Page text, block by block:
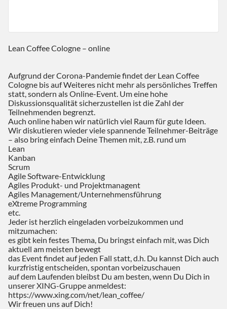
Lean Coffee Cologne – online
Aufgrund der Corona-Pandemie findet der Lean Coffee
Cologne bis auf Weiteres nicht mehr als persönliches Treffen
statt, sondern als Online-Event. Um eine hohe
Diskussionsqualität sicherzustellen ist die Zahl der
Teilnehmenden begrenzt.
Auch online haben wir natürlich viel Raum für gute Ideen.
Wir diskutieren wieder viele spannende Teilnehmer-Beiträge
– also bring einfach Deine Themen mit, z.B. rund um
Lean
Kanban
Scrum
Agile Software-Entwicklung
Agiles Produkt- und Projektmanagent
Agiles Management/Unternehmensführung
eXtreme Programming
etc.
Jeder ist herzlich eingeladen vorbeizukommen und
mitzumachen:
es gibt kein festes Thema, Du bringst einfach mit, was Dich
aktuell am meisten bewegt
das Event findet auf jeden Fall statt, d.h. Du kannst Dich auch
kurzfristig entscheiden, spontan vorbeizuschauen
auf dem Laufenden bleibst Du am besten, wenn Du Dich in
unserer XING-Gruppe anmeldest:
https://www.xing.com/net/lean_coffee/
Wir freuen uns auf Dich!